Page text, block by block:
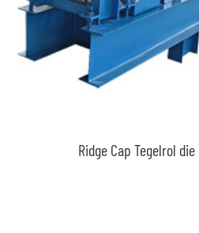
Ridge Cap Tegelrol